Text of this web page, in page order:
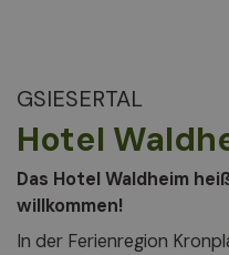
GSIESERTAL
Hotel
Das Hotel Waldheim
willkommen!
In der Ferienregion